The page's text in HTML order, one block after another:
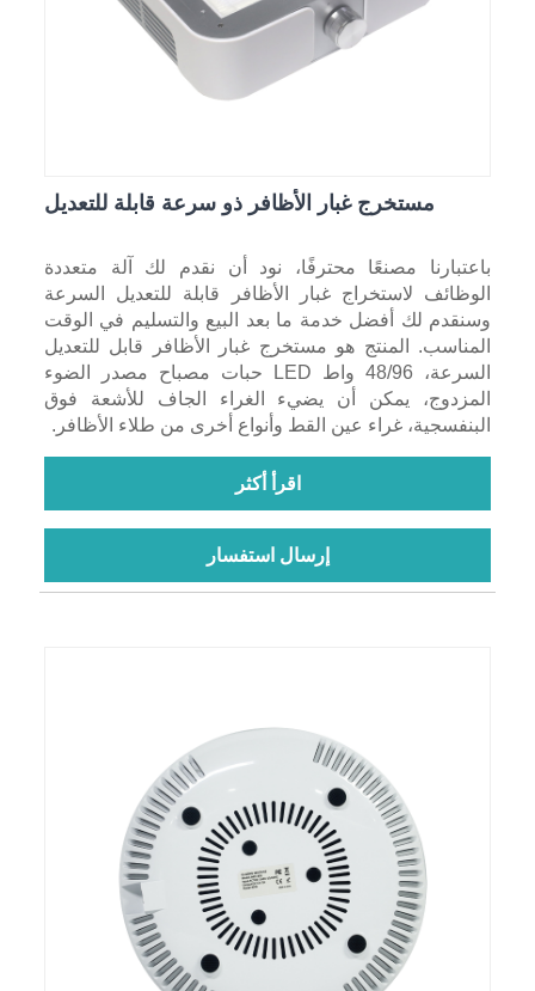
مستخرج غبار الأظافر ذو سرعة قابلة للتعديل
باعتبارنا مصنعًا محترفًا، نود أن نقدم لك آلة متعددة
الوظائف لاستخراج غبار الأظافر قابلة للتعديل السرعة
وسنقدم لك أفضل خدمة ما بعد البيع والتسليم في الوقت
المناسب. المنتج هو مستخرج غبار الأظافر قابل للتعديل
السرعة، 48/96 واط LED حبات مصباح مصدر الضوء
المزدوج، يمكن أن يضيء الغراء الجاف للأشعة فوق
البنفسجية، غراء عين القط وأنواع أخرى من طلاء الأظافر.
اقرأ أكثر
إرسال استفسار